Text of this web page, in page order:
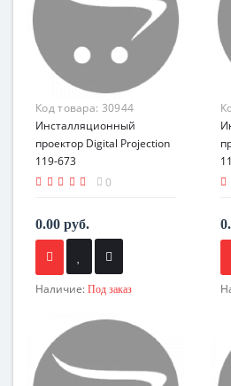
Код товара: 30944
Инсталляционный
проектор Digital Projection
119-673
0
0.00 руб.
Наличие: Под заказ